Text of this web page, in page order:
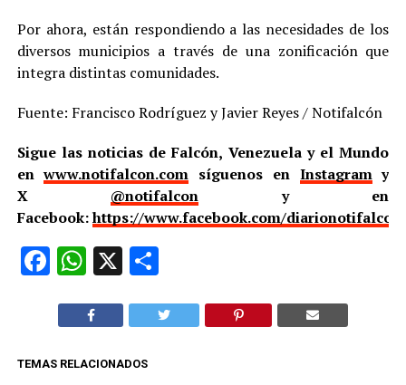
Por ahora, están respondiendo a las necesidades de los
diversos municipios a través de una zonificación que
integra distintas comunidades.
Fuente: Francisco Rodríguez y Javier Reyes / Notifalcón
Sigue las noticias de Falcón, Venezuela y el Mundo
enwww.notifalcon.com síguenos en Instagramy
X @notifalcon y en
Facebook:https://www.facebook.com/
Facebook
WhatsApp
X Compartir
TEMAS RELACIONADOS